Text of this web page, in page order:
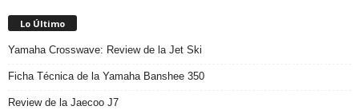
Lo Último
Yamaha Crosswave: Review de la Jet Ski
Ficha Técnica de la Yamaha Banshee 350
Review de la Jaecoo J7